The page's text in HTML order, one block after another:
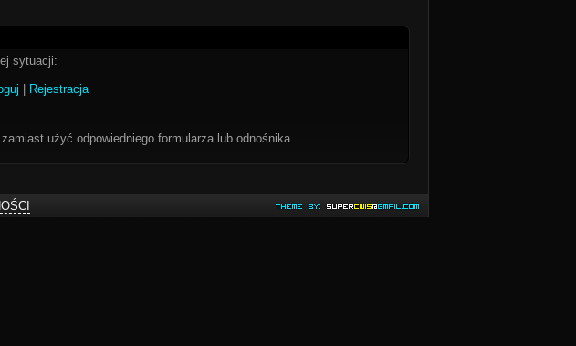
sytuacji:
Rejestracja
użyć odpowiedniego formularza lub odnośnika.